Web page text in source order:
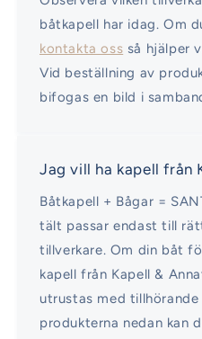
båtkapell har idag. Om
kontakta oss så hjälper
Vid beställning av
bifogas en bild i
Jag vill ha kapell från
Båtkapell + Bågar =
tält passar endast till
tillverkare. Om din båt
kapell från Kapell &
utrustas med tillhörande
produkterna nedan kan